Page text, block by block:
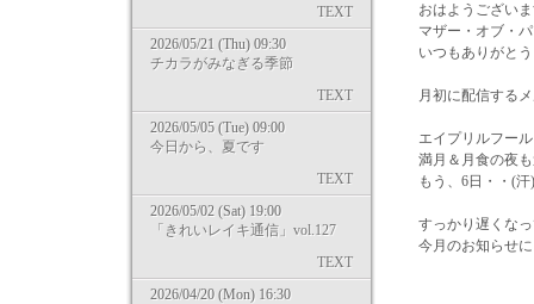
TEXT
2026/05/21 (Thu) 09:30
チカラがみなぎる季節
TEXT
2026/05/05 (Tue) 09:00
今日から、夏です
TEXT
2026/05/02 (Sat) 19:00
「きれいレイキ通信」vol.127
TEXT
2026/04/20 (Mon) 16:30
おはようござい
マザー・オブ・
いつもありがと
月初に配信する
エイプリルフー
満月＆月食の夜
もう、6日・・(汗)
すっかり遅くな
今月のお知らせに